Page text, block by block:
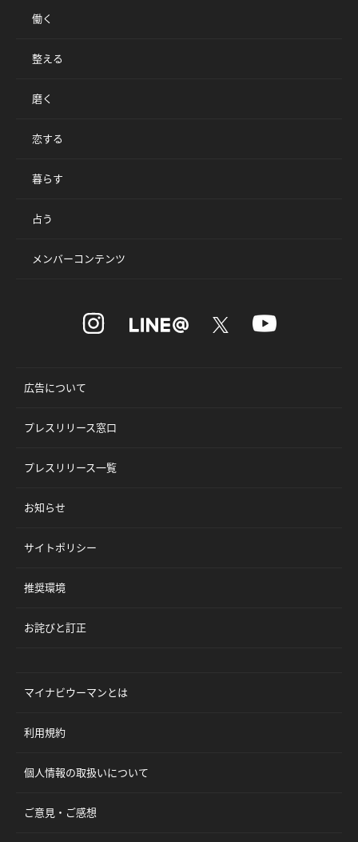
働く
整える
磨く
恋する
暮らす
占う
メンバーコンテンツ
広告について
プレスリリース窓口
プレスリリース一覧
お知らせ
サイトポリシー
推奨環境
お詫びと訂正
マイナビウーマンとは
利用規約
個人情報の取扱いについて
ご意見・ご感想